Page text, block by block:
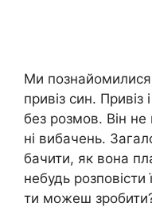
Ми познайомилися
привіз син.
без розмов. Він не
ні вибачень.
бачити, як вона
небудь
ти можеш